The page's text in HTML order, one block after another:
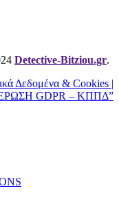
Detective-Bitziou.gr.
Δεδομένα & Cookies |
GDPR – ΚΠΠΔ”